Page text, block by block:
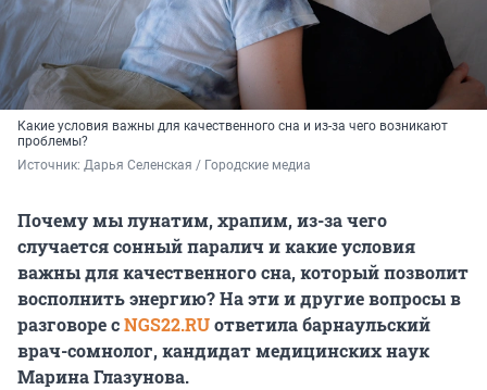
Какие условия важны для качественного сна и из-за чего возникают
проблемы?
Источник: Дарья Селенская / Городские медиа
Почему мы лунатим, храпим, из-за чего
случается сонный паралич и какие условия
важны для качественного сна, который позволит
восполнить энергию? На эти и другие вопросы в
разговоре сNGS22.RUответила барнаульский
врач-сомнолог, кандидат медицинских наук
Марина Глазунова.